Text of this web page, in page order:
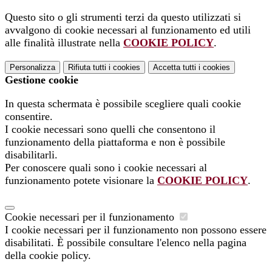
Questo sito o gli strumenti terzi da questo utilizzati si
avvalgono di cookie necessari al funzionamento ed utili
alle finalità illustrate nella COOKIE POLICY.
Personalizza Rifiuta tutti i cookies Accetta tutti i cookies
Gestione cookie
In questa schermata è possibile scegliere quali cookie
consentire.
I cookie necessari sono quelli che consentono il
funzionamento della piattaforma e non è possibile
disabilitarli.
Per conoscere quali sono i cookie necessari al
funzionamento potete visionare la COOKIE POLICY.
Cookie necessari per il funzionamento
I cookie necessari per il funzionamento non possono essere
disabilitati. È possibile consultare l'elenco nella pagina
della cookie policy.